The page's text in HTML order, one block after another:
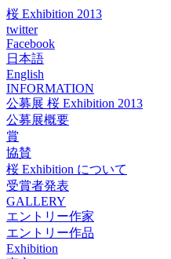
桜 Exhibition 2013
twitter
Facebook
日本語
English
INFORMATION
公募展 桜 Exhibition 2013
公募展概要
賞
協賛
桜 Exhibition について
受賞者発表
GALLERY
エントリー作家
エントリー作品
Exhibition